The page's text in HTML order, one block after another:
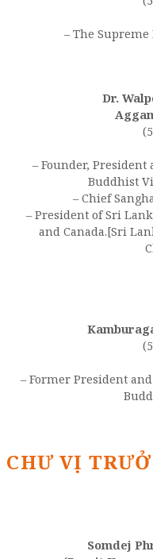
– The
Dr.
– Founder,
Buddhist
– Chief
– President of Sri
and Canada.[Sri
– Former President
CHƯ VỊ
Somdej